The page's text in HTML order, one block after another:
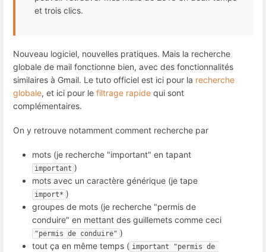
et trois clics.
Nouveau logiciel, nouvelles pratiques. Mais la recherche
globale de mail fonctionne bien, avec des fonctionnalités
similaires à Gmail. Le tuto officiel est ici pour la recherche
globale, et ici pour le filtrage rapide qui sont
complémentaires.
On y retrouve notamment comment recherche par
mots (je recherche "important" en tapant
important )
mots avec un caractère générique (je tape
import* )
groupes de mots (je recherche "permis de
conduire" en mettant des guillemets comme ceci
"permis de conduire" )
tout ça en même temps ( important "permis de